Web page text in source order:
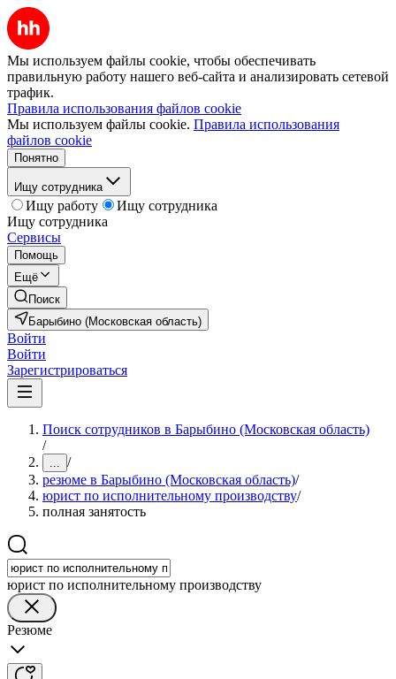
Мы используем файлы cookie, чтобы обеспечивать
правильную работу нашего веб-сайта и анализировать сетевой
трафик.
Правила использования файлов cookie
Мы используем файлы cookie. Правила использования
файлов cookie
Понятно
Ищу сотрудника
Ищу работу
Ищу сотрудника
Ищу сотрудника
Сервисы
Помощь
Ещё
Поиск
Барыбино (Московская область)
Войти
Войти
Зарегистрироваться
Поиск сотрудников в Барыбино (Московская область)
/
... /
резюме в Барыбино (Московская область)/
юрист по исполнительному производству/
полная занятость
юрист по исполнительному производству
Резюме